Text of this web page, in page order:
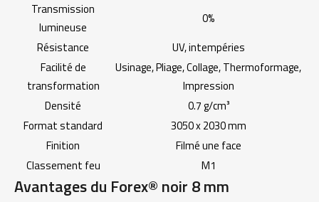
Transmission
lumineuse
0%
Résistance
UV, intempéries
Facilité de
transformation
Usinage, Pliage, Collage, Thermoformage,
Impression
Densité
0.7 g/cm³
Format standard
3050 x 2030 mm
Finition
Filmé une face
Classement feu
M1
Avantages du Forex® noir 8 mm